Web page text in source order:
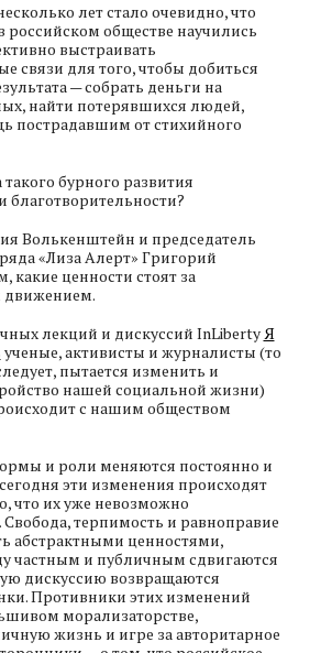
лет стало очевидно, что
обществе научились
выстраивать
связи для того, чтобы добиться
— собрать деньги на
найти потерявшихся людей,
пострадавшим от стихийного
бурного развития
благотворительности?
Волькенштейн и председатель
«Лиза Алерт» Григорий
какие ценности стоят за
движением.
лекций и дискуссий InLibertyЯ
ученые, активисты и журналисты (то
пытается изменить и
нашей социальной жизни)
с нашим обществом
и роли меняются постоянно и
эти изменения происходят
что их уже невозможно
Свобода, терпимость и равноправие
абстрактными ценностями,
частным и публичным сдвигаются
дискуссию возвращаются
Противники этих изменений
морализаторстве,
жизнь и игре за авторитарное